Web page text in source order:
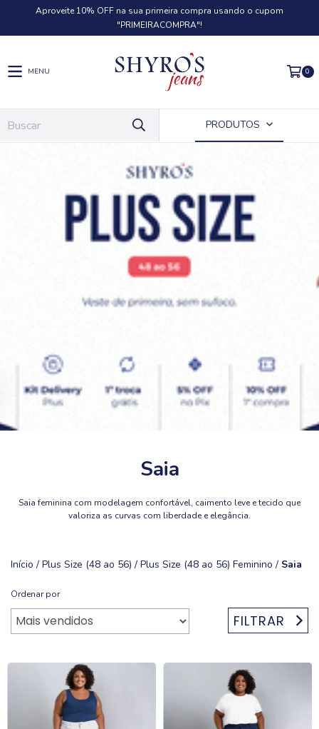
Aproveite 10% OFF na sua primeira compra usando o cupom
"PRIMEIRACOMPRA"!
MENU 0
PRODUTOS
Saia
Saia feminina com modelagem confortável, caimento leve e tecido que
valoriza as curvas com liberdade e elegância.
Início / Plus Size (48 ao 56) / Plus Size (48 ao 56) Feminino / Saia
Ordenar por
FILTRAR